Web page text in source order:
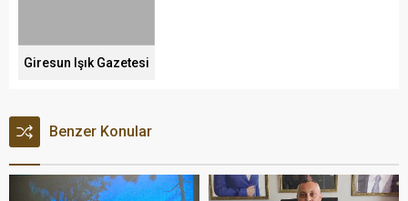
Giresun Işık Gazetesi
Benzer Konular